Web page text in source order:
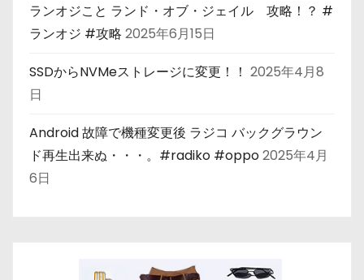
ランオジこと ランド・オブ・ジェイル 攻略！？ #
ランオジ #攻略 2025年6月15日
SSDからNVMeストレージに変更！！ 2025年4月8
日
Android 故障で機種変更後 ラジコ バックグラウン
ド再生出来ぬ・・・。#radiko #oppo2025年4月
6日